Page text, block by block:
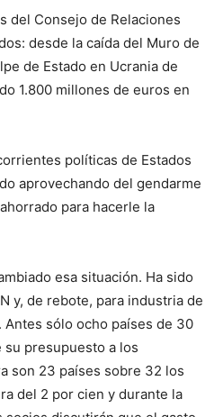
del Consejo de Relaciones
desde la caída del Muro de
de Estado en Ucrania de
1.800 millones de euros en
políticas de Estados
aprovechando del gendarme
para hacerle la
esa situación. Ha sido
y, de rebote, para industria de
sólo ocho países de 30
presupuesto a los
son 23 países sobre 32 los
del 2 por cien y durante la